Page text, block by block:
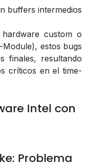
buffers intermedios
custom o
estos bugs
finales, resultando
críticos en el time-
Intel con
Problema